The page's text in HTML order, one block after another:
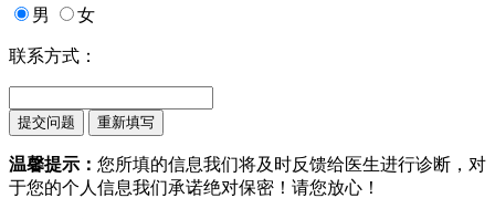
男 女
联系方式：
温馨提示： 您所填的信息我们将及时反馈给医生进行诊断，对
于您的个人信息我们承诺绝对保密！请您放心！